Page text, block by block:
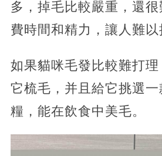
多，掉毛比較嚴重，還
費時間和精力，讓人難以
如果貓咪毛發比較難打
它梳毛，并且給它挑選
糧，能在飲食中美毛。